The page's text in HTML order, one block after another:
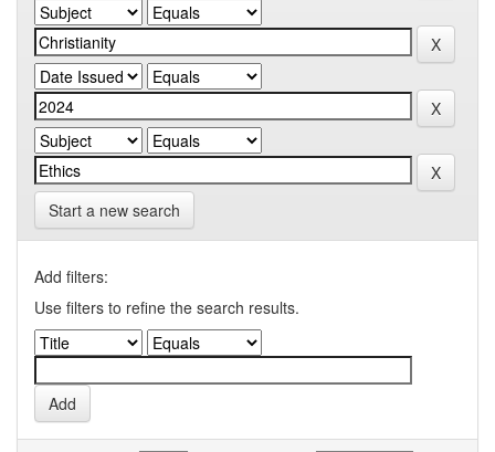
Start a new search
Add filters:
Use filters to refine the search results.